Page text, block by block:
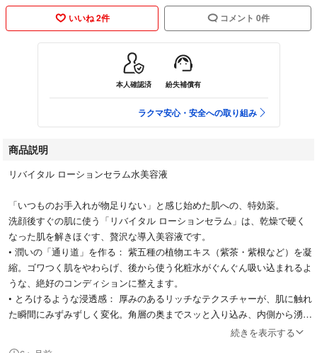
いいね 2件 コメント 0件
本人確認済 紛失補償有
ラクマ安心・安全への取り組み
商品説明
リバイタル ローションセラム水美容液
「いつものお手入れが物足りない」と感じ始めた肌への、特効薬。
洗顔後すぐの肌に使う「リバイタル ローションセラム」は、乾燥で硬く
なった肌を解きほぐす、贅沢な導入美容液です。
• 潤いの「通り道」を作る： 紫五種の植物エキス（紫茶・紫根など）を凝
縮。ゴワつく肌をやわらげ、後から使う化粧水がぐんぐん吸い込まれるよ
うな、絶好のコンディションに整えます。
• とろけるような浸透感： 厚みのあるリッチなテクスチャーが、肌に触れ
た瞬間にみずみずしく変化。角層の奥までスッと入り込み、内側から湧き
続きを表示する